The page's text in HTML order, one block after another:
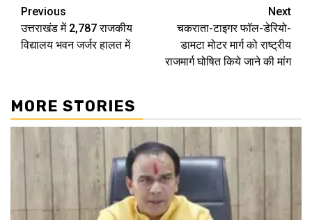
Continue
Reading
Previous
उत्तराखंड में 2,787 राजकीय
विद्यालय भवन जर्जर हालत में
Next
चकराता-टाइगर फॉल-डेरियो-
डामटा मोटर मार्ग को राष्ट्रीय
राजमार्ग घोषित किये जाने की मांग
MORE STORIES